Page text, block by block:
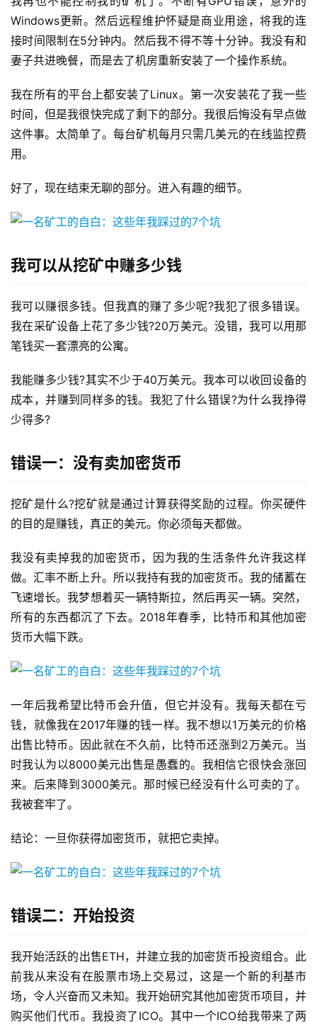
Windows更新。然后远程维护怀疑是商业用途，将我的连
接时间限制在5分钟内。然后我不得不等十分钟。我没有和
妻子共进晚餐，而是去了机房重新安装了一个操作系统。
我在所有的平台上都安装了Linux。第一次安装花了我一些
时间，但是我很快完成了剩下的部分。我很后悔没有早点做
这件事。太简单了。每台矿机每月只需几美元的在线监控费
用。
好了，现在结束无聊的部分。进入有趣的细节。
我可以从挖矿中赚多少钱
我可以赚很多钱。但我真的赚了多少呢?我犯了很多错误。
我在采矿设备上花了多少钱?20万美元。没错，我可以用那
笔钱买一套漂亮的公寓。
我能赚多少钱?其实不少于40万美元。我本可以收回设备的
成本，并赚到同样多的钱。我犯了什么错误?为什么我挣得
少得多?
错误一：没有卖加密货币
挖矿是什么?挖矿就是通过计算获得奖励的过程。你买硬件
的目的是赚钱，真正的美元。你必须每天都做。
我没有卖掉我的加密货币，因为我的生活条件允许我这样
做。汇率不断上升。所以我持有我的加密货币。我的储蓄在
飞速增长。我梦想着买一辆特斯拉，然后再买一辆。突然，
所有的东西都沉了下去。2018年春季，比特币和其他加密
货币大幅下跌。
一年后我希望比特币会升值，但它并没有。我每天都在亏
钱，就像我在2017年赚的钱一样。我不想以1万美元的价格
出售比特币。因此就在不久前，比特币还涨到2万美元。当
时我认为以8000美元出售是愚蠢的。我相信它很快会涨回
来。后来降到3000美元。那时候已经没有什么可卖的了。
我被套牢了。
结论：一旦你获得加密货币，就把它卖掉。
错误二：开始投资
我开始活跃的出售ETH，并建立我的加密货币投资组合。此
前我从来没有在股票市场上交易过，这是一个新的利基市
场，令人兴奋而又未知。我开始研究其他加密货币项目，并
购买他们代币。我投资了ICO。其中一个ICO给我带来了两